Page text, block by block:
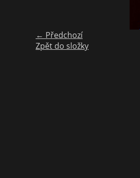
← Předchozí
Zpět do složky